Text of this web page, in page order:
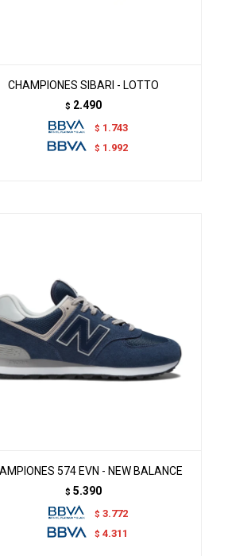
CHAMPIONES SIBARI - LOTTO
$ 2.490
$ 1.743
$ 1.992
574 EVN - NEW BALANCE
$ 5.390
$ 3.772
$ 4.311